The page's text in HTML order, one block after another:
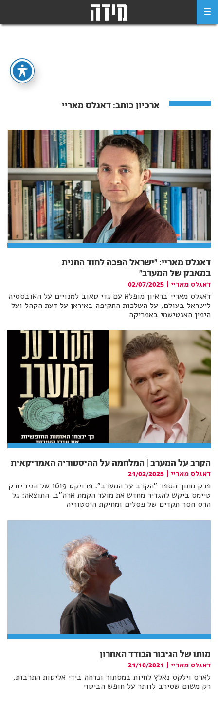
ארכיון כותב: דאגלס מאריי
דאגלס מאריי: ״ישראל הפכה לחוד החנית
במאבק של המערב״
דאגלס מאריי
02/07/2025
דאגלס מאריי בראיון מופלא עם גדי טאוב למנויים על האובססיה
לישראל בעולם, על השלכות התקיפה באיראן על דעת הקהל ועל
הימין האנטישמי באמריקה
הקרב על המערב | המלחמה על ההיסטוריה האמריקאית
דאגלס מאריי
21/02/2025
פרק מתוך הספר "הקרב על המערב": פרויקט 1619 של הניו יורק
טיימס ביקש להגדיר מחדש את מועד הקמת ארה"ב. התוצאה: גל
הרס חסר תקדים של פסלים ומחיקת היסטוריה
מותו של הגיבור הבודד האחרון
דאגלס מאריי |
21/10/2021
לארס וילקס נאלץ לחיות במסתור ונדחה בידי אליטות התרבות,
רק משום שסירב לוותר על חופש הביטוי